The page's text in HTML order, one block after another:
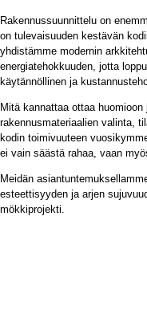
Rakennussuunnittelu on
on tulevaisuuden kestävän
yhdistämme modernin
energiatehokkuuden, jotta
käytännöllinen ja
Mitä kannattaa ottaa
rakennusmateriaalien valinta,
kodin toimivuuteen
ei vain säästä rahaa, vaan
Meidän
esteettisyyden ja arjen
mökkiprojekti.